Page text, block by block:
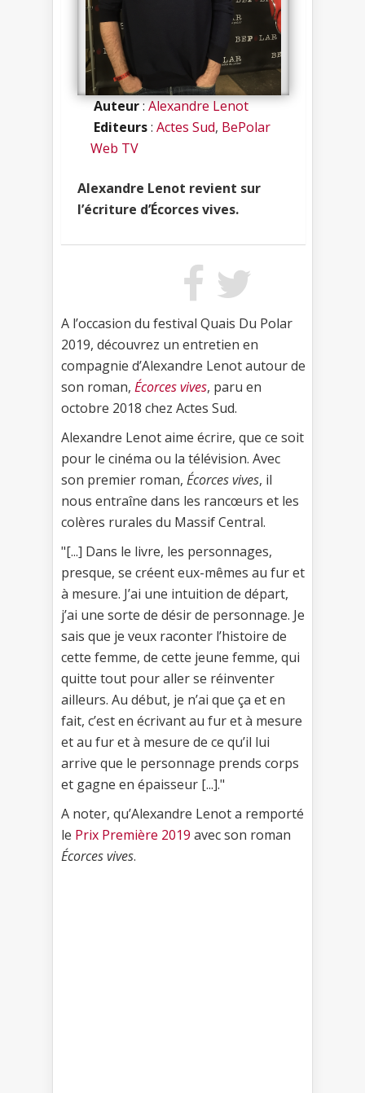
Auteur:Alexandre Lenot
Editeurs: Actes Sud, BePolar
Web TV
Alexandre Lenot revient sur
l’écriture d’Écorces vives.
A l’occasion du festival Quais Du Polar
2019, découvrez un entretien en
compagnie d’Alexandre Lenot autour de
son roman, Écorces vives, paru en
octobre 2018 chez Actes Sud.
Alexandre Lenot aime écrire, que ce soit
pour le cinéma ou la télévision. Avec
son premier roman, Écorces vives, il
nous entraîne dans les rancœurs et les
colères rurales du Massif Central.
"[...] Dans le livre, les personnages,
presque, se créent eux-mêmes au fur et
à mesure. J’ai une intuition de départ,
j’ai une sorte de désir de personnage. Je
sais que je veux raconter l’histoire de
cette femme, de cette jeune femme, qui
quitte tout pour aller se réinventer
ailleurs. Au début, je n’ai que ça et en
fait, c’est en écrivant au fur et à mesure
et au fur et à mesure de ce qu’il lui
arrive que le personnage prends corps
et gagne en épaisseur [...]."
A noter, qu’Alexandre Lenot a remporté
le Prix Première 2019 avec son roman
Écorces vives.